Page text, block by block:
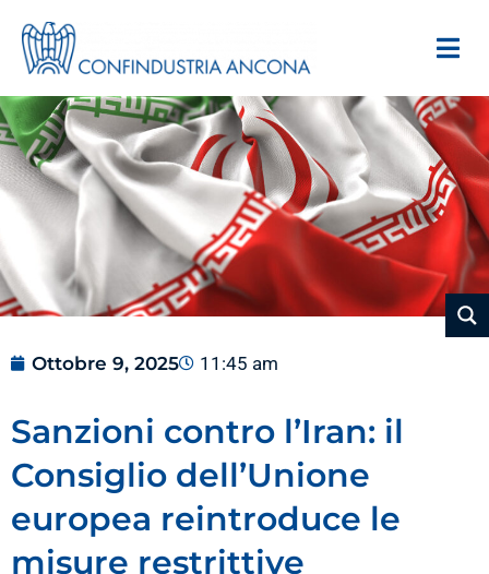
Ottobre 9, 2025 11:45 am
Sanzioni contro l’Iran: il
Consiglio dell’Unione
europea reintroduce le
misure restrittive